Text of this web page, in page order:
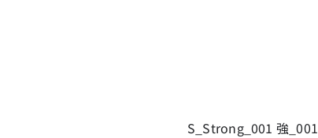
S_Strong_001 強_001